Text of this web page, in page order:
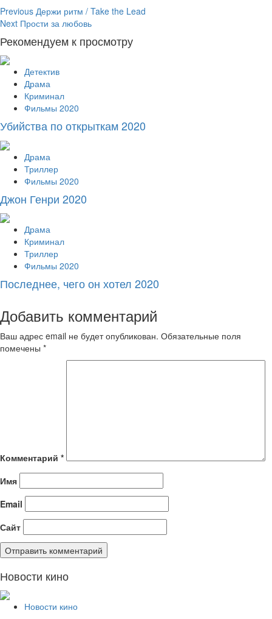
Continue
Reading
Previous Держи ритм / Take the Lead
Next Прости за любовь
Рекомендуем к просмотру
Детектив
Драма
Криминал
Фильмы 2020
Убийства по открыткам 2020
Драма
Триллер
Фильмы 2020
Джон Генри 2020
Драма
Криминал
Триллер
Фильмы 2020
Последнее, чего он хотел 2020
Добавить комментарий
Ваш адрес email не будет опубликован. Обязательные поля
помечены *
Комментарий *
Имя
Email
Сайт
Новости кино
Новости кино